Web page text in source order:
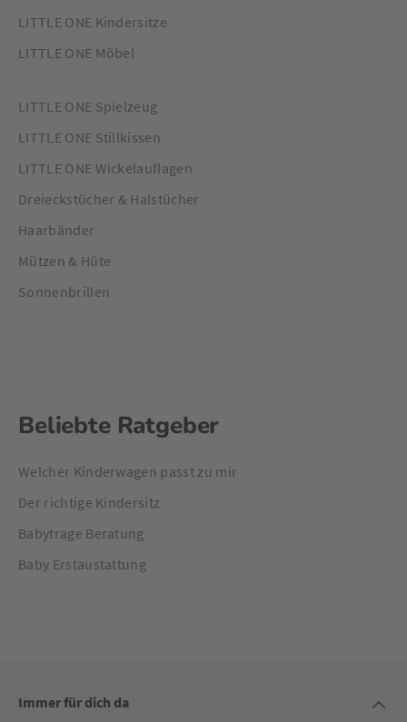
LITTLE ONE Kindersitze
LITTLE ONE Möbel
LITTLE ONE Spielzeug
LITTLE ONE Stillkissen
LITTLE ONE Wickelauflagen
Dreieckstücher & Halstücher
Haarbänder
Mützen & Hüte
Sonnenbrillen
Beliebte Ratgeber
Welcher Kinderwagen passt zu mir
Der richtige Kindersitz
Babytrage Beratung
Baby Erstaustattung
Immer für dich da